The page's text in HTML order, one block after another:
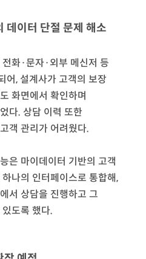
데이터 단절 문제 해소
화·문자·외부 메신저 등
어, 설계사가 고객의 보장
화면에서 확인하며
다. 상담 이력 또한
객 관리가 어려웠다.
은 마이데이터 기반의 고객
나의 인터페이스로 통합해,
서 상담을 진행하고 그
도록 했다.